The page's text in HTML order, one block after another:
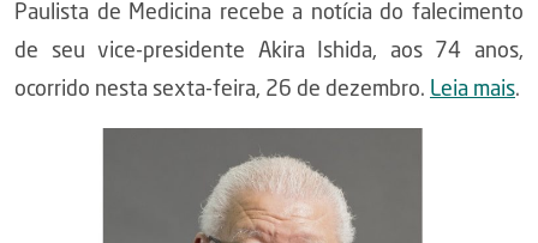
Paulista de Medicina recebe a notícia do falecimento
de seu vice-presidente Akira Ishida, aos 74 anos,
ocorrido nesta sexta-feira, 26 de dezembro. Leia mais.